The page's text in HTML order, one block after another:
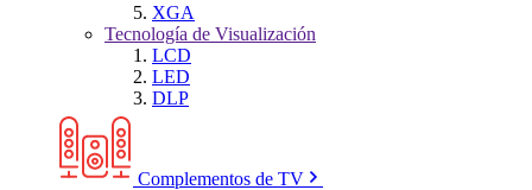
XGA
Tecnología de Visualización
LCD
LED
DLP
Complementos de TV